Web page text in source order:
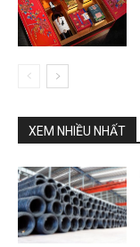
XEM NHIỀU NHẤT